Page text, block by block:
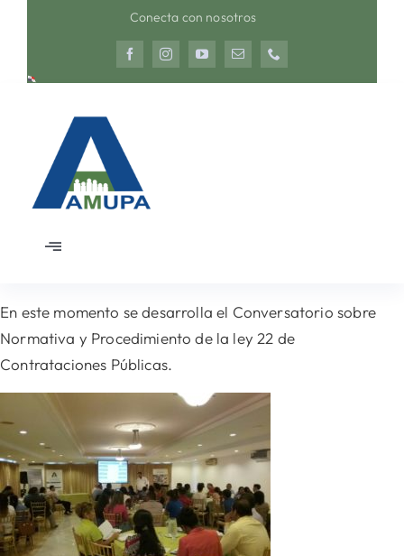
Conecta con nosotros
Toggle
Nosotros
Directorio de Autoridades
Biblioteca
Últimas Noticias
En este momento se desarrolla el Conversatorio sobre
Normativa y Procedimiento de la ley 22 de
Contrataciones Públicas.